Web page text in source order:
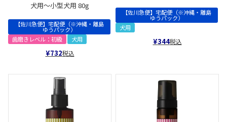
犬用～小型犬用 80g
【佐川急便】宅配便（※沖縄・離島
ゆうパック）
歯磨きレベル：初級
犬用
¥732税込
【佐川急便】宅配便（※沖縄・離島
ゆうパック）
犬用
¥344税込